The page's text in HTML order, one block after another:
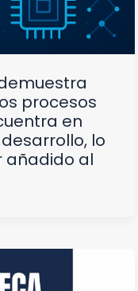
procesos
en
lo
añadido al